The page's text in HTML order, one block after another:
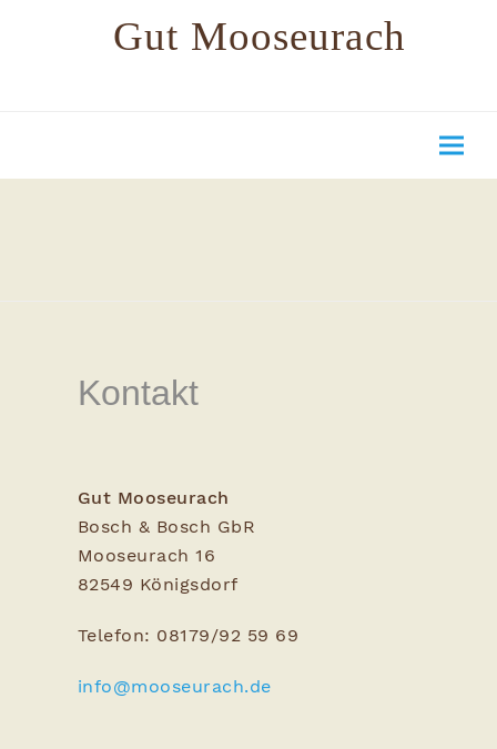
Gut Mooseurach
Kontakt
Gut Mooseurach
Bosch & Bosch GbR
Mooseurach 16
82549 Königsdorf
Telefon: 08179/92 59 69
info@mooseurach.de